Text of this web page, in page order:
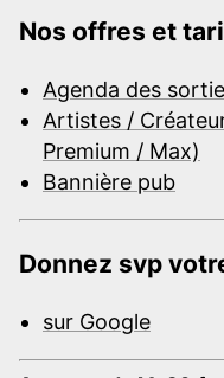
Nos offres et
Agenda des
Artistes /
Premium / Max)
Bannière pub
Donnez svp
sur Google